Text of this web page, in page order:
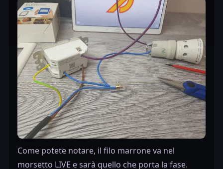
Come potete notare, il filo marrone va nel
morsetto LIVE e sarà quello che porta la fase.